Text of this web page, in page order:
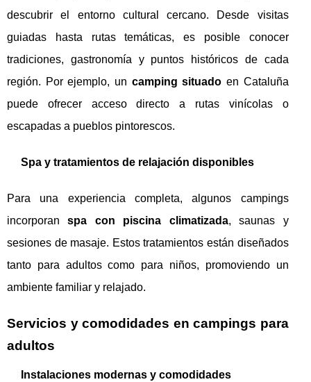
descubrir el entorno cultural cercano. Desde visitas
guiadas hasta rutas temáticas, es posible conocer
tradiciones, gastronomía y puntos históricos de cada
región. Por ejemplo, un camping situado en Cataluña
puede ofrecer acceso directo a rutas vinícolas o
escapadas a pueblos pintorescos.
Spa y tratamientos de relajación disponibles
Para una experiencia completa, algunos campings
incorporanspa con piscina climatizada, saunas y
sesiones de masaje. Estos tratamientos están diseñados
tanto para adultos como para niños, promoviendo un
ambiente familiar y relajado.
Servicios y comodidades en campings para
adultos
Instalaciones modernas y comodidades